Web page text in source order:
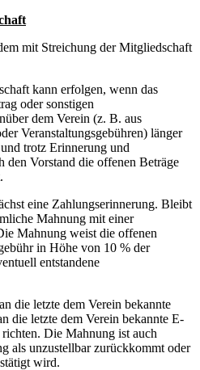
mit Streichung der Mitgliedschaft
kann erfolgen, wenn das
oder sonstigen
dem Verein (z. B. aus
Veranstaltungsgebühren) länger
trotz Erinnerung und
den Vorstand die offenen Beträge
eine Zahlungserinnerung. Bleibt
Mahnung mit einer
Mahnung weist die offenen
in Höhe von 10 % der
entstandene
die letzte dem Verein bekannte
die letzte dem Verein bekannte E-
Die Mahnung ist auch
als unzustellbar zurückkommt oder
wird.